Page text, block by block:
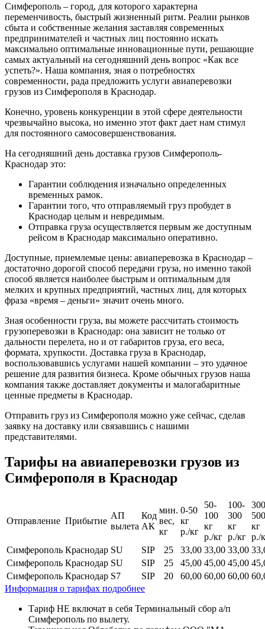
Симферополь – город, для которого характерна
переменчивость, быстрый жизненный ритм. Реалии рынков
сбыта и собственные желания заставляя современных
предпринимателей и частных лиц постоянно искать
максимально оптимальные инновационные пути, решающие
самых актуальный на сегодняшний день вопрос «Как все
успеть?». Наша компания, зная о потребностях
современности, рада предложить услуги авиаперевозки
грузов из Симферополя в Краснодар.
Конечно, уровень конкуренции в этой сфере деятельности
чрезвычайно высока, но именно этот факт дает нам стимул
для постоянного самосовершенствования.
На сегодняшний день доставка грузов Симферополь-
Краснодар это:
Гарантии соблюдения изначально определенных
временных рамок.
Гарантии того, что отправляемый груз пробудет в
Краснодар целым и невредимым.
Отправка груза осуществляется первым же доступным
рейсом в Краснодар максимально оперативно.
Доступные, приемлемые цены: авиаперевозка в Краснодар –
достаточно дорогой способ передачи груза, но именно такой
способ является наиболее быстрым и оптимальным для
мелких и крупных предприятий, частных лиц, для которых
фраза «время – деньги» значит очень много.
Зная особенности груза, вы можете рассчитать стоимость
грузоперевозки в Краснодар: она зависит не только от
дальности перелета, но и от габаритов груза, его веса,
формата, хрупкости. Доставка груза в Краснодар,
воспользовавшись услугами нашей компании – это удачное
решение для развития бизнеса. Кроме обычных грузов наша
компания также доставляет документы и малогабаритные
ценные предметы в Краснодар.
Отправить груз из Симферополя можно уже сейчас, сделав
заявку на доставку или связавшись с нашими
представителями.
Тарифы на авиаперевозки грузов из
Симферополя в Краснодар
Отправление Прибытие
АП
вылета
Код
АК
мин.
вес,
кг
0-50
кг
р./кг
50-
100
кг
р./кг
100-
300
кг
р./кг
500
кг
р./
Симферополь Краснодар SU SIP 25 33,00 33,00 33,00
Симферополь Краснодар SU SIP 25 45,00 45,00 45,00
Симферополь Краснодар S7 SIP 20 60,00 60,00 60,00
Информация о тарифах подробнее
Тариф НЕ включат в себя Терминальный сбор а/п
Симферополь по вылету.